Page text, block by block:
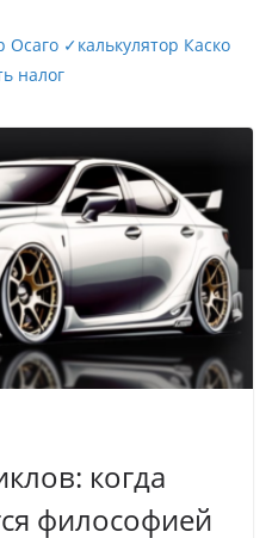
Осаго ✓калькулятор Каско
налог
когда
философией